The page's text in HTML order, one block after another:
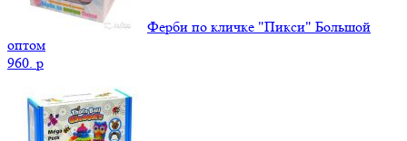
Ферби по кличке "Пикси" Большой
оптом
960. p